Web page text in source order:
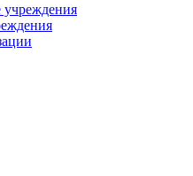
учреждения